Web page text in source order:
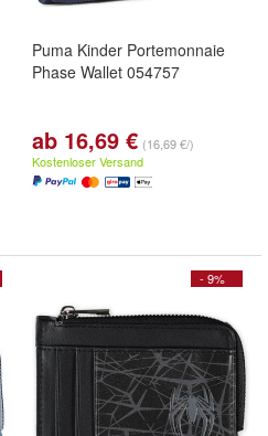
Puma Kinder Portemonnaie
Phase Wallet 054757
ab 16,69 € (16,69 €/)
Kostenloser Versand
- 9%